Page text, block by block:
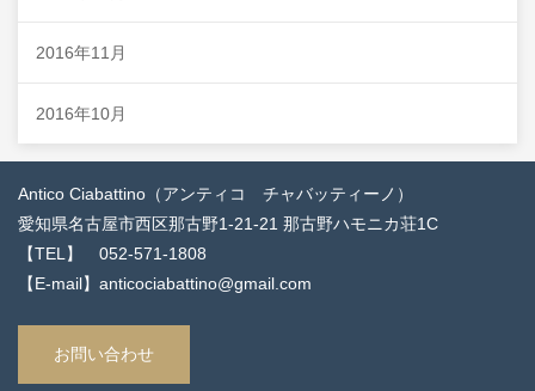
2016年11月
2016年10月
Antico Ciabattino（アンティコ チャバッティーノ）
愛知県名古屋市西区那古野1-21-21 那古野ハモニカ荘1C
【TEL】 052-571-1808
【E-mail】anticociabattino@gmail.com
お問い合わせ